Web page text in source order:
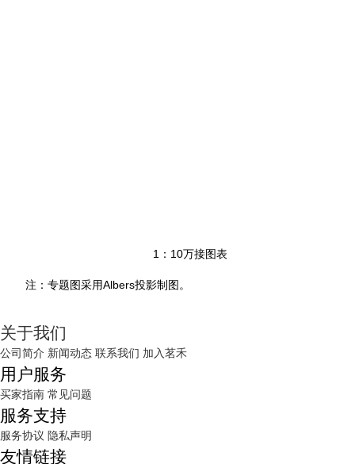
1 ：10万接图表
注：专题图采用Albers投影制图。
关于我们
公司简介 新闻动态 联系我们 加入茗禾
用户服务
买家指南 常见问题
服务支持
服务协议 隐私声明
友情链接